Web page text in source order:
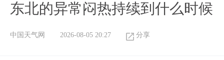
东北的异常闷热持续到什么时候
中国天气网 2026-08-05 20:27 分享